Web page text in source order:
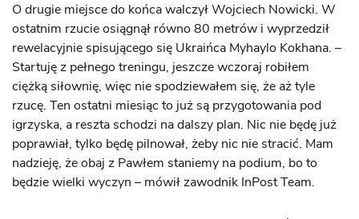
O drugie miejsce do końca walczył Wojciech Nowicki. W
ostatnim rzucie osiągnął równo 80 metrów i wyprzedził
rewelacyjnie spisującego się Ukraińca Myhaylo Kokhana. –
Startuję z pełnego treningu, jeszcze wczoraj robiłem
ciężką siłownię, więc nie spodziewałem się, że aż tyle
rzucę. Ten ostatni miesiąc to już są przygotowania pod
igrzyska, a reszta schodzi na dalszy plan. Nic nie będę już
poprawiał, tylko będę pilnował, żeby nic nie stracić. Mam
nadzieję, że obaj z Pawłem staniemy na podium, bo to
będzie wielki wyczyn – mówił zawodnik InPost Team.